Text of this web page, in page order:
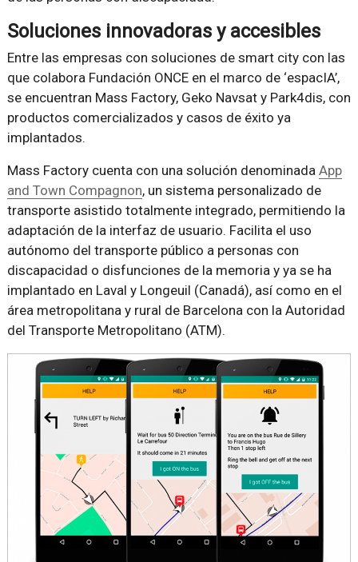
Soluciones innovadoras y accesibles
Entre las empresas con soluciones de smart city con las
que colabora Fundación ONCE en el marco de ‘espacIA’,
se encuentran Mass Factory, Geko Navsat y Park4dis, con
productos comercializados y casos de éxito ya
implantados.
Mass Factory cuenta con una solución denominada App
and Town Compagnon, un sistema personalizado de
transporte asistido totalmente integrado, permitiendo la
adaptación de la interfaz de usuario. Facilita el uso
autónomo del transporte público a personas con
discapacidad o disfunciones de la memoria y ya se ha
implantado en Laval y Longeuil (Canadá), así como en el
área metropolitana y rural de Barcelona con la Autoridad
del Transporte Metropolitano (ATM).